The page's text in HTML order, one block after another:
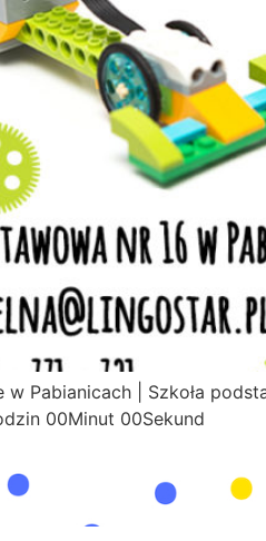
w Pabianicach | Szkoła
00Minut 00Sekund